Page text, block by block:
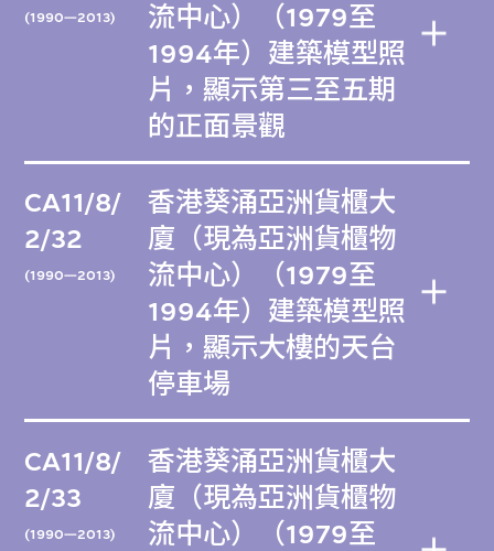
(1990—2013)
流中心）（1979至
1994年）建築模型照
片，顯示第三至五期
的正面景觀
CA11/8/
2/32
(1990—2013)
香港葵涌亞洲貨櫃大
廈（現為亞洲貨櫃物
流中心）（1979至
1994年）建築模型照
片，顯示大樓的天台
停車場
CA11/8/
2/33
(1990—2013)
香港葵涌亞洲貨櫃大
廈（現為亞洲貨櫃物
流中心）（1979至